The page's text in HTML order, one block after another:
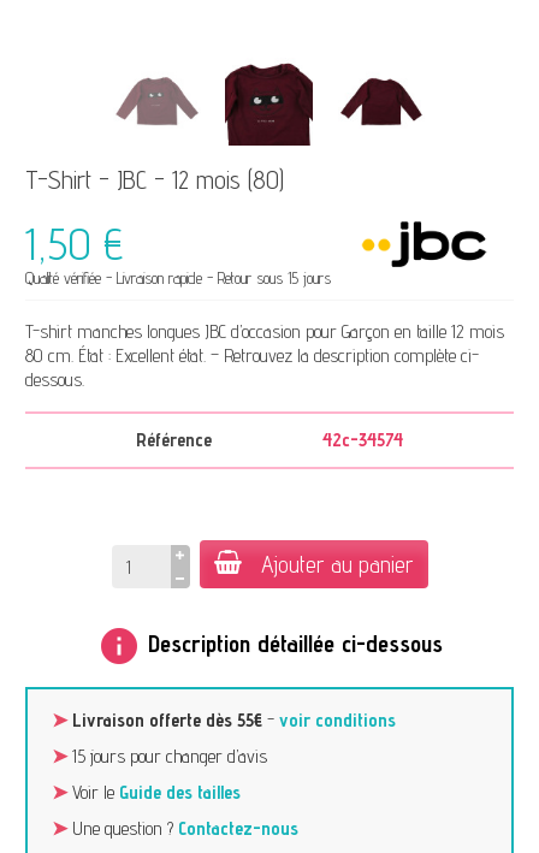
T-Shirt - JBC - 12 mois (80)
1,50 €
Qualité vérifiée - Livraison rapide - Retour sous 15 jours
T-shirt manches longues JBC d’occasion pour Garçon en taille 12 mois
80 cm. État : Excellent état. – Retrouvez la description complète ci-
dessous.
Référence 42c-34574
Ajouter au panier
info Description détaillée ci-dessous
➤ Livraison offerte dès 55€ -voir conditions
➤15 jours pour changer d’avis
➤Voir le Guide des tailles
➤Une question ? Contactez-nous